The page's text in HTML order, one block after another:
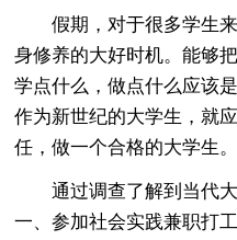
假期，对于很多学生
身修养的大好时机。能够
学点什么，做点什么应该
作为新世纪的大学生，就
任，做一个合格的大学生。
通过调查了解到当代
一、参加社会实践兼职打